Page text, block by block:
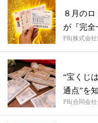
８月の
が『完全
PR(株式会
“宝くじ
通点”を
PR(合同会